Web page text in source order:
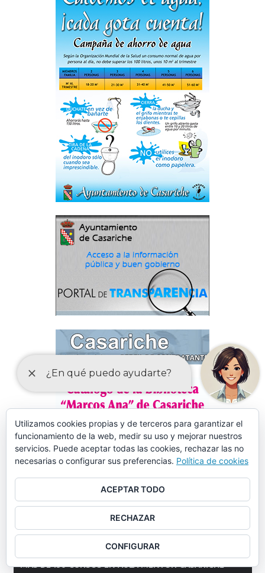
MÁS DE 150 CURSOS EN AULA MENTOR CASARICHE
Utilizamos cookies propias y de terceros para garantizar el
funcionamiento de la web, medir su uso y mejorar nuestros
servicios. Puede aceptar todas las cookies, rechazar las no
necesarias o configurar sus preferencias. Política de cookies
ACEPTAR TODO
RECHAZAR
CONFIGURAR